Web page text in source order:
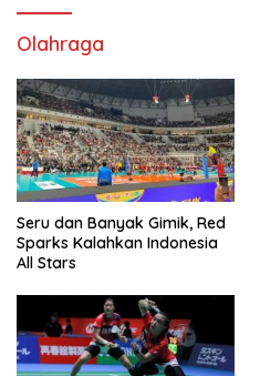
Olahraga
Seru dan Banyak Gimik, Red
Sparks Kalahkan Indonesia
All Stars